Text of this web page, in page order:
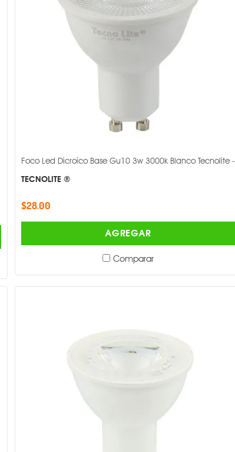
Foco Led Dicroico Base Gu10 3w 3000k Blanco Tecnolite -
TECNOLITE ®
$28.00
AGREGAR
Comparar